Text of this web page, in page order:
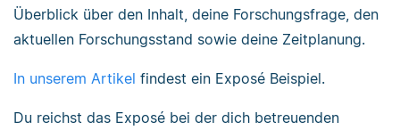
Überblick über den Inhalt, deine Forschungsfrage, den
aktuellen Forschungsstand sowie deine Zeitplanung.
In unserem Artikel findest ein Exposé Beispiel.
Du reichst das Exposé bei der dich betreuenden